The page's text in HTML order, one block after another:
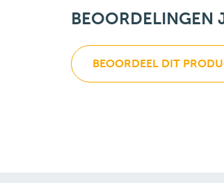
BEOORDELINGEN
BEOORDEEL DIT